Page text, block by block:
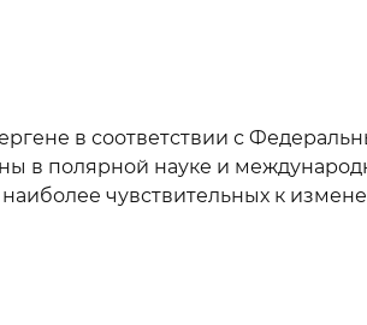
в соответствии с
в полярной науке и
чувствительных к